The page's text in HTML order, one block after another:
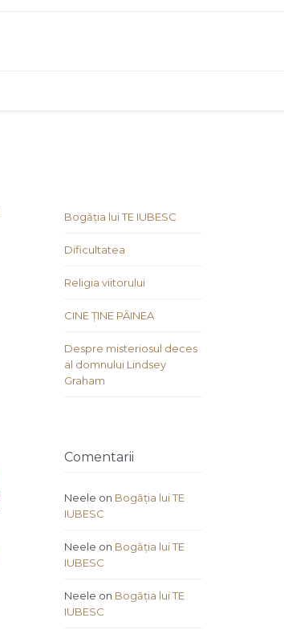
Bogăția lui TE IUBESC
Dificultatea
Religia viitorului
CINE ȚINE PÂINEA
Despre misteriosul deces
al domnului Lindsey
Graham
Comentarii
Neele on Bogăția lui TE
IUBESC
Neele on Bogăția lui TE
IUBESC
Neele on Bogăția lui TE
IUBESC